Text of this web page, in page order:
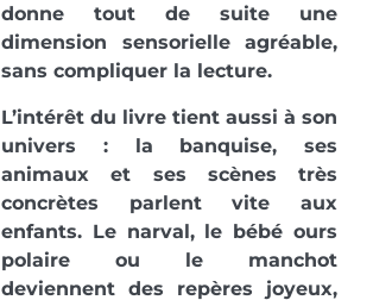
donne tout de suite une
dimension sensorielle agréable,
sans compliquer la lecture.
L’intérêt du livre tient aussi à son
univers : la banquise, ses
animaux et ses scènes très
concrètes parlent vite aux
enfants. Le narval, le bébé ours
polaire ou le manchot
deviennent des repères joyeux,